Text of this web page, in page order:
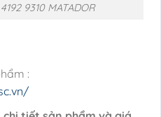
9310 MATADOR
: